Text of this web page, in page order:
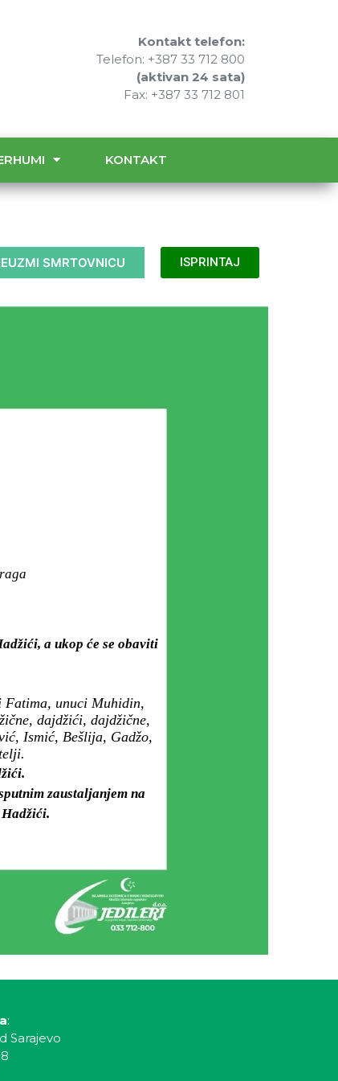
Kontakt telefon:
Telefon: +387 33 712 800
(aktivan 24 sata)
Fax: +387 33 712 801
KONTAKT
SMRTOVNICU ISPRINTAJ
a ukop će se obaviti
Fatima, unuci Muhidin,
dajdžići, dajdžične,
Ismić, Bešlija, Gadžo,
zaustaljanjem na
:
Sarajevo